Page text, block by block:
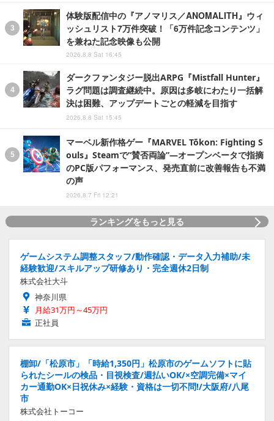
体験版配信中の『アノマリス／ANOMALITH』ウィ
ッシュリスト7万件突破！「6万件記念コンテンツ」
を兼ねた記念映像も公開
2026.8.8 Sat 16:45
ダークファンタジー脱出ARPG『Mistfall Hunter』
ラグ問題は調査継続中。原因は多岐にわたり一括解
決は困難、アップデートごとの軽減を目指す
2026.8.8 Sat 15:45
マーベル新作格ゲー『MARVEL Tōkon: Fighting S
ouls』Steamで“賛否両論”―オープンベータで指摘
のPC版パフォーマンス、発売直前に改善報告も不満
の声
2026.8.7 Fri 12:21
ランキングをもっと見る
ゲームシステム調整スタッフ/動作確認・データ入力補助/未
経験歓迎/スキルアップ研修あり・完全週休2日制
株式会社大斗
神奈川県
月給31万円～45万円
正社員
棚卸/「松原市」「時給1,350円」松原市のゲームソフトに貼
られたシールの検品・目視検査/週払いOK/×空調完備×マイ
カー通勤OK×日祝休み×経験・資格は一切不問!/大阪府/八尾
市
株式会社トーコー